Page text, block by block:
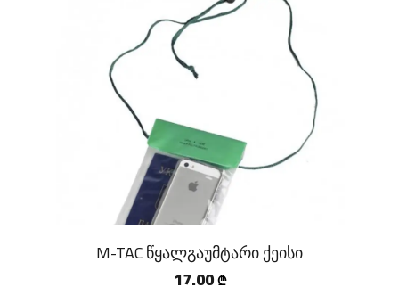
M-TAC წყალგაუმტარი ქეისი
17.00 ₾